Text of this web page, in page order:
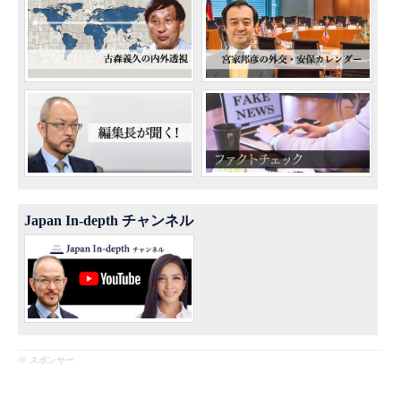
Japan In-depth チャンネル
※ スポンサー